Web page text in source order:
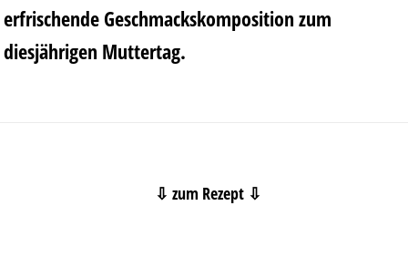
erfrischende Geschmackskomposition zum
diesjährigen Muttertag.
⇩ zum Rezept ⇩